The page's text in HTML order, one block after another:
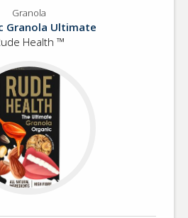
Granola
Granola Ultimate
Health ™